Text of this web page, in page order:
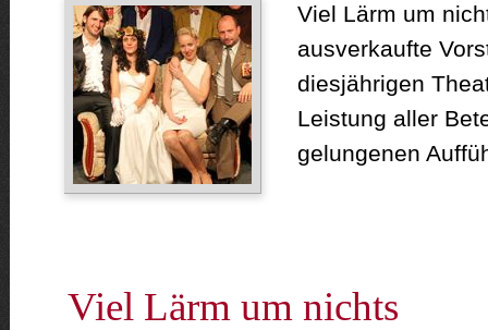
Viel Lärm um
ausverkaufte
diesjährigen
Leistung aller
gelungenen
Viel Lärm um nichts